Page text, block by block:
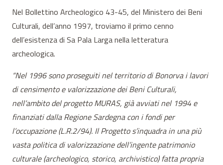
Nel Bollettino Archeologico 43-45, del Ministero dei Beni
Culturali, dell’anno 1997, troviamo il primo cenno
dell’esistenza di Sa Pala Larga nella letteratura
archeologica.
“Nel 1996 sono proseguiti nel territorio di Bonorva i lavori
di censimento e valorizzazione dei Beni Culturali,
nell’ambito del progetto MURAS, già avviati nel 1994 e
finanziati dalla Regione Sardegna con i fondi per
l’occupazione (L.R.2/94). Il Progetto s’inquadra in una più
vasta politica di valorizzazione dell’ingente patrimonio
culturale (archeologico, storico, archivistico) fatta propria